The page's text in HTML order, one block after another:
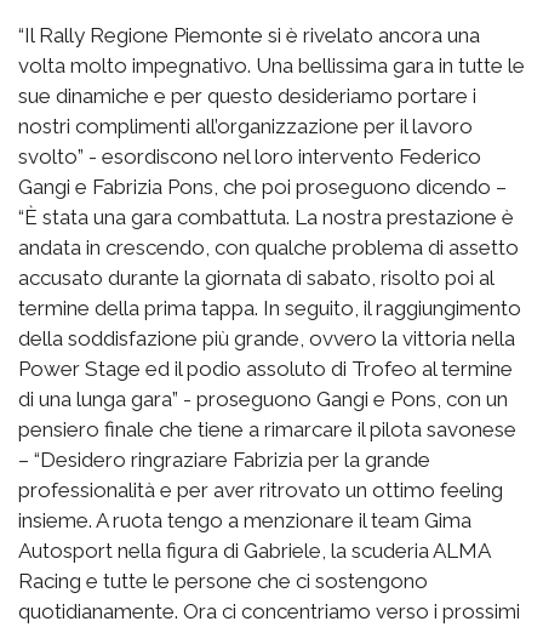
“Il Rally Regione Piemonte si è rivelato ancora una
volta molto impegnativo. Una bellissima gara in tutte le
sue dinamiche e per questo desideriamo portare i
nostri complimenti all’organizzazione per il lavoro
svolto” - esordiscono nel loro intervento Federico
Gangi e Fabrizia Pons, che poi proseguono dicendo –
“È stata una gara combattuta. La nostra prestazione è
andata in crescendo, con qualche problema di assetto
accusato durante la giornata di sabato, risolto poi al
termine della prima tappa. In seguito, il raggiungimento
della soddisfazione più grande, ovvero la vittoria nella
Power Stage ed il podio assoluto di Trofeo al termine
di una lunga gara” - proseguono Gangi e Pons, con un
pensiero finale che tiene a rimarcare il pilota savonese
– “Desidero ringraziare Fabrizia per la grande
professionalità e per aver ritrovato un ottimo feeling
insieme. A ruota tengo a menzionare il team Gima
Autosport nella figura di Gabriele, la scuderia ALMA
Racing e tutte le persone che ci sostengono
quotidianamente. Ora ci concentriamo verso i prossimi